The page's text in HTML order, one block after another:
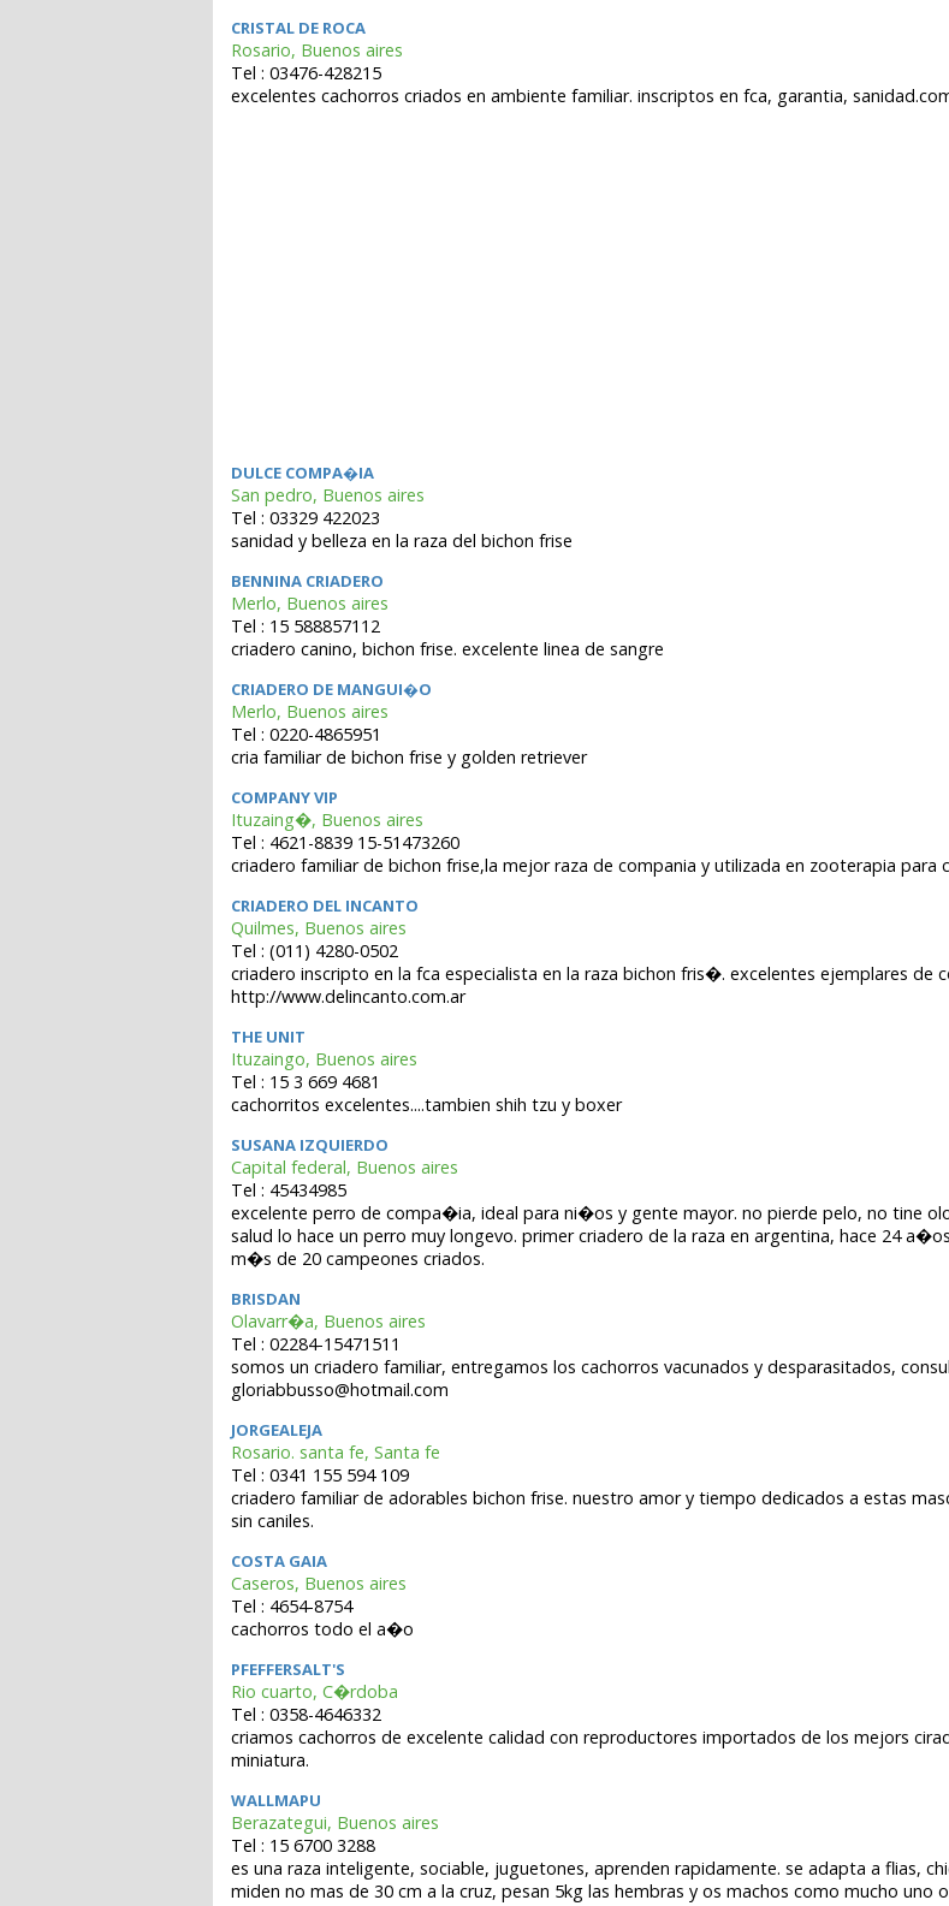
CRISTAL DE ROCA
Rosario, Buenos aires
Tel : 03476-428215
excelentes cachorros criados en ambiente familiar. inscriptos en fca, garantia,
DULCE COMPA�IA
San pedro, Buenos aires
Tel : 03329 422023
sanidad y belleza en la raza del bichon frise
BENNINA CRIADERO
Merlo, Buenos aires
Tel : 15 588857112
criadero canino, bichon frise. excelente linea de sangre
CRIADERO DE MANGUI�O
Merlo, Buenos aires
Tel : 0220-4865951
cria familiar de bichon frise y golden retriever
COMPANY VIP
Ituzaing�, Buenos aires
Tel : 4621-8839 15-51473260
criadero familiar de bichon frise,la mejor raza de compania y utilizada en zooterapia para
CRIADERO DEL INCANTO
Quilmes, Buenos aires
Tel : (011) 4280-0502
criadero inscripto en la fca especialista en la raza bichon fris�. excelentes ejemplares
http://www.delincanto.com.ar
THE UNIT
Ituzaingo, Buenos aires
Tel : 15 3 669 4681
cachorritos excelentes....tambien shih tzu y boxer
SUSANA IZQUIERDO
Capital federal, Buenos aires
Tel : 45434985
excelente perro de compa�ia, ideal para ni�os y gente mayor. no pierde pelo, no tine
salud lo hace un perro muy longevo. primer criadero de la raza en argentina, hace 24
m�s de 20 campeones criados.
BRISDAN
Olavarr�a, Buenos aires
Tel : 02284-15471511
somos un criadero familiar, entregamos los cachorros vacunados y desparasitados,
gloriabbusso@hotmail.com
JORGEALEJA
Rosario. santa fe, Santa fe
Tel : 0341 155 594 109
criadero familiar de adorables bichon frise. nuestro amor y tiempo dedicados a estas
sin caniles.
COSTA GAIA
Caseros, Buenos aires
Tel : 4654-8754
cachorros todo el a�o
PFEFFERSALT'S
Rio cuarto, C�rdoba
Tel : 0358-4646332
criamos cachorros de excelente calidad con reproductores importados de los mejors
miniatura.
WALLMAPU
Berazategui, Buenos aires
Tel : 15 6700 3288
es una raza inteligente, sociable, juguetones, aprenden rapidamente. se adapta a flias,
miden no mas de 30 cm a la cruz, pesan 5kg las hembras y os machos como mucho uno